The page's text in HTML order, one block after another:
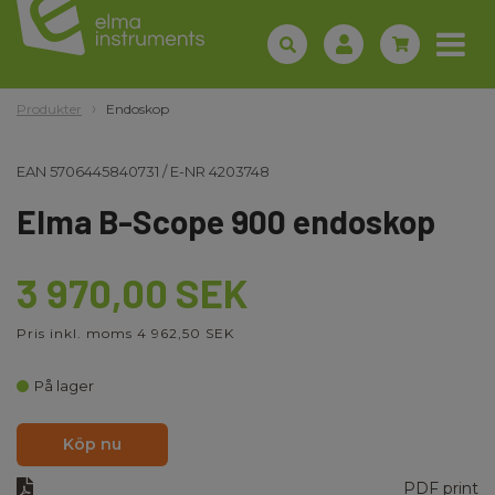
Produkter Endoskop
EAN 5706445840731 /E-NR 4203748
Elma B-Scope 900 endoskop
3 970,00 SEK
Pris inkl. moms 4 962,50 SEK
På lager
Köp nu
PDF print